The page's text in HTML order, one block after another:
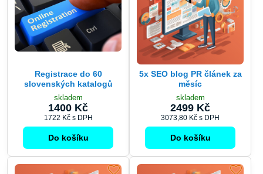
Registrace do 60
slovenských katalogů
skladem
1400 Kč
1722 Kč s DPH
Do košíku
5x SEO blog PR článek za
měsíc
skladem
2499 Kč
3073,80 Kč s DPH
Do košíku